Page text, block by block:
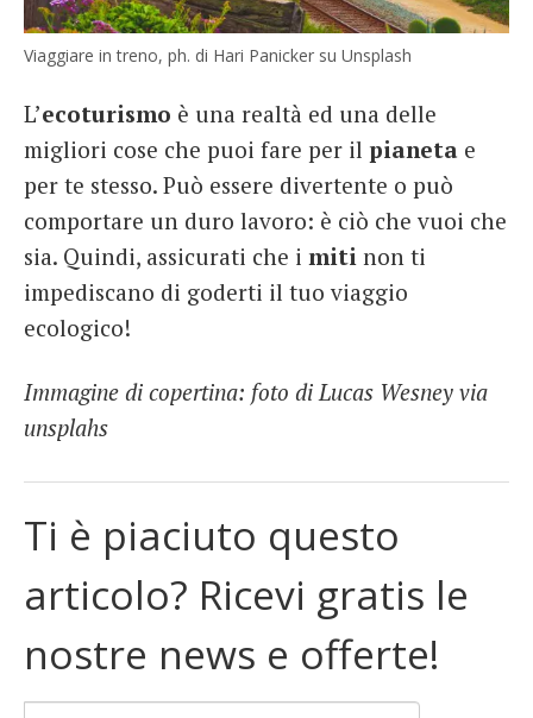
Viaggiare in treno, ph. di Hari Panicker su Unsplash
L’ecoturismo è una realtà ed una delle
migliori cose che puoi fare per il pianeta e
per te stesso. Può essere divertente o può
comportare un duro lavoro: è ciò che vuoi che
sia. Quindi, assicurati che i miti non ti
impediscano di goderti il ​​tuo viaggio
ecologico!
Immagine di copertina: foto di Lucas Wesney via
unsplahs
Ti è piaciuto questo
articolo? Ricevi gratis le
nostre news e offerte!